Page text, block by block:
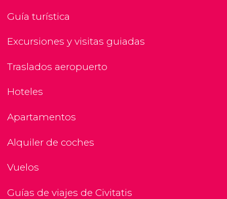
Guía turística
Excursiones y visitas guiadas
Traslados aeropuerto
Hoteles
Apartamentos
Alquiler de coches
Vuelos
Guías de viajes de Civitatis